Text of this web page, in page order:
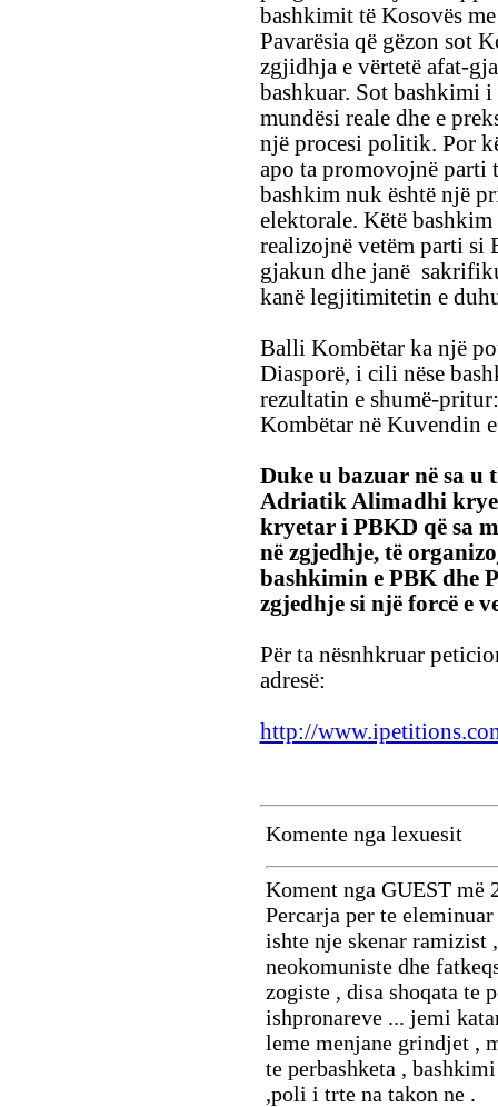
bashkimit të Kosovës
Pavarësia që gëzon sot
zgjidhja e vërtetë afat-
bashkuar. Sot bashkimi
mundësi reale dhe e
një procesi politik. Por
apo ta promovojnë parti
bashkim nuk është një
elektorale. Këtë
realizojnë vetëm parti si
gjakun dhe janë
kanë legjitimitetin e
Balli Kombëtar ka një
Diasporë, i cili nëse
rezultatin e shumë-
Kombëtar në Kuvendin
Duke u bazuar në sa
Adriatik Alimadhi
kryetar i PBKD që sa
në zgjedhje, të
bashkimin e PBK dhe
zgjedhje si një forcë e
Për ta nësnhkruar
adresë:
http://
Komente nga lexuesit
Koment nga GUEST më
Percarja per te
ishte nje skenar ramizist
neokomuniste dhe
zogiste , disa shoqata te
ishpronareve ... jemi
leme menjane grindjet ,
te perbashketa ,
,poli i trte na takon ne .